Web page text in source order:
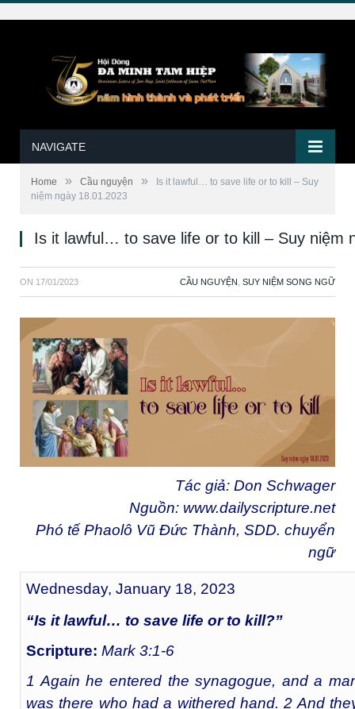
NAVIGATE
Home » Cầu nguyện »
Is it lawful… to save life or to kill – Suy
niệm ngày 18.01.2023
Is it lawful… to save life or to kill – Suy niệm
ON 17/01/2023 CẦU NGUYỆN SUY NIỆM SONG NGỮ
Tác giả: Don Schwager
Nguồn: www.dailyscripture.net
Phó tế Phaolô Vũ Đức Thành, SDD. chuyển
ngữ
Wednesday, January 18, 2023
“Is it lawful… to save life or to kill?”
Scripture: Mark 3:1-6
1 Again he entered the synagogue, and a
was there who had a withered hand. 2 And